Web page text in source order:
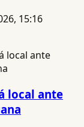
15:16
local ante